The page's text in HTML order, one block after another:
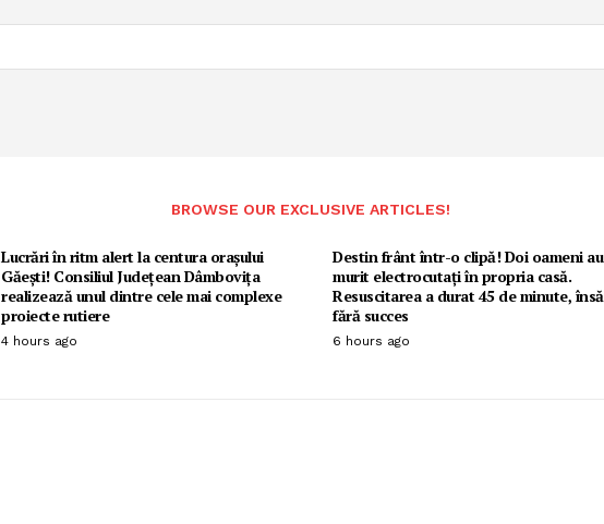
BROWSE OUR EXCLUSIVE ARTICLES!
Lucrări în ritm alert la centura orașului
Găești! Consiliul Județean Dâmbovița
realizează unul dintre cele mai complexe
proiecte rutiere
4 hours ago
Destin frânt într-o clipă! Doi oameni au
murit electrocutați în propria casă.
Resuscitarea a durat 45 de minute, însă
fără succes
6 hours ago